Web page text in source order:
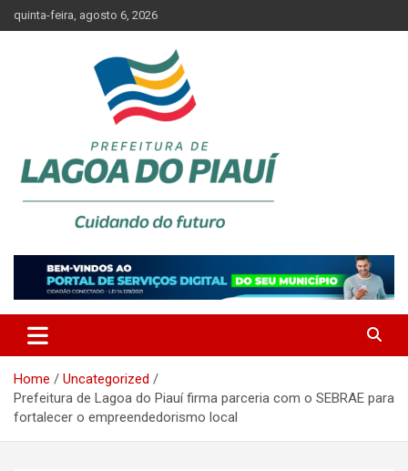
to
quinta-feira, agosto 6, 2026
PREFEITURA DE LAGOA DO
PIAUÍ
Home
Uncategorized
Prefeitura de Lagoa do Piauí firma parceria com o SEBRAE para
fortalecer o empreendedorismo local